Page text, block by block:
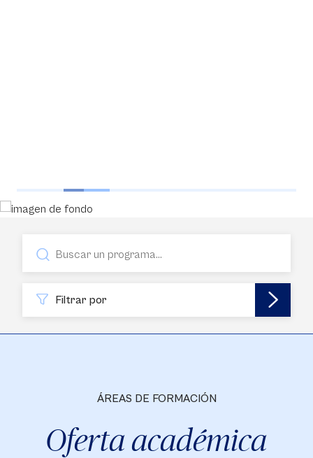
Filtrar por
ÁREAS DE FORMACIÓN
Oferta académica